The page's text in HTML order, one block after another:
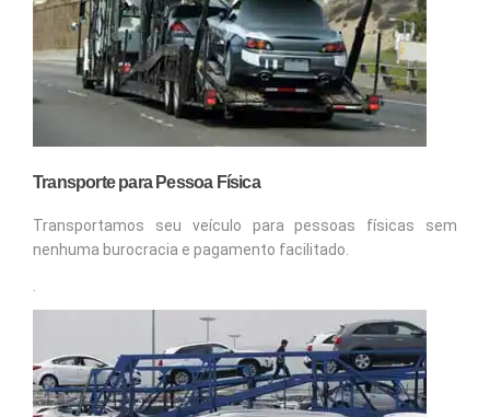
Transporte para Pessoa Física
Transportamos seu veículo para pessoas físicas sem
nenhuma burocracia e pagamento facilitado.